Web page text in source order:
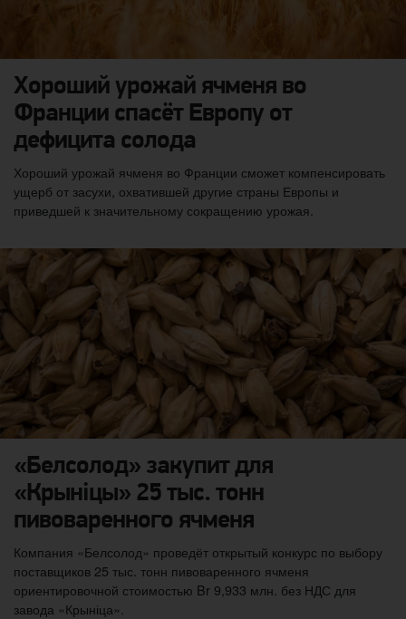
Хороший урожай ячменя во
Франции спасёт Европу от
дефицита солода
Хороший урожай ячменя во Франции сможет компенсировать
ущерб от засухи, охватившей другие страны Европы и
приведшей к значительному сокращению урожая.
«Белсолод» закупит для
«Крыніцы» 25 тыс. тонн
пивоваренного ячменя
Компания «Белсолод» проведёт открытый конкурс по выбору
поставщиков 25 тыс. тонн пивоваренного ячменя
ориентировочной стоимостью Br 9,933 млн. без НДС для
завода «Крыніца».